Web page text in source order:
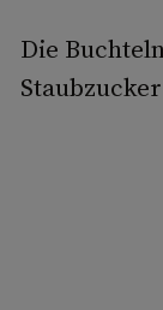
Die